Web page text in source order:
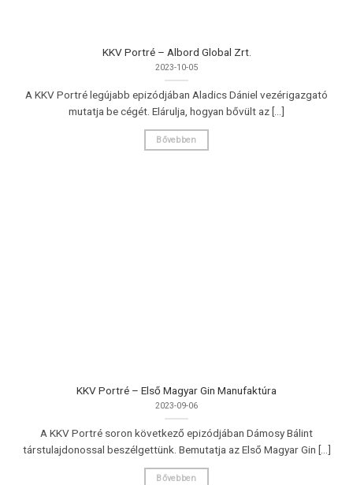
KKV Portré – Albord Global Zrt.
2023-10-05
A KKV Portré legújabb epizódjában Aladics Dániel vezérigazgató
mutatja be cégét. Elárulja, hogyan bővült az [...]
Bővebben
KKV Portré – Első Magyar Gin Manufaktúra
2023-09-06
A KKV Portré soron következő epizódjában Dámosy Bálint
társtulajdonossal beszélgettünk. Bemutatja az Első Magyar Gin [...]
Bővebben